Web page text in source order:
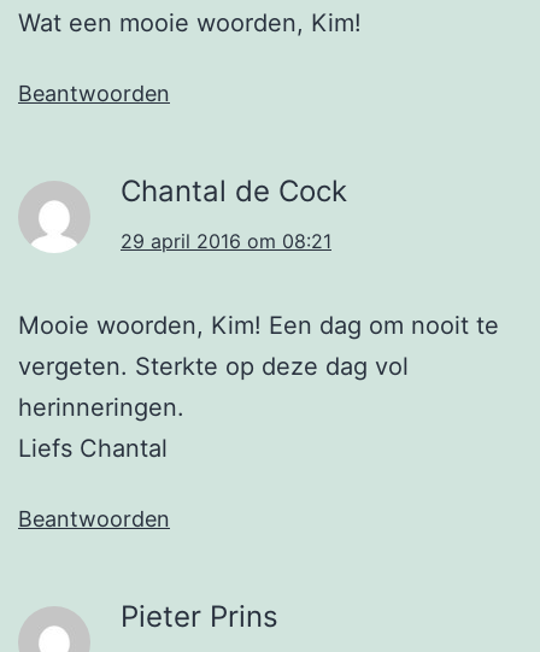
Wat een mooie woorden, Kim!
Beantwoorden
Chantal de Cock
29 april 2016 om 08:21
Mooie woorden, Kim! Een dag om nooit te
vergeten. Sterkte op deze dag vol
herinneringen.
Liefs Chantal
Beantwoorden
Pieter Prins